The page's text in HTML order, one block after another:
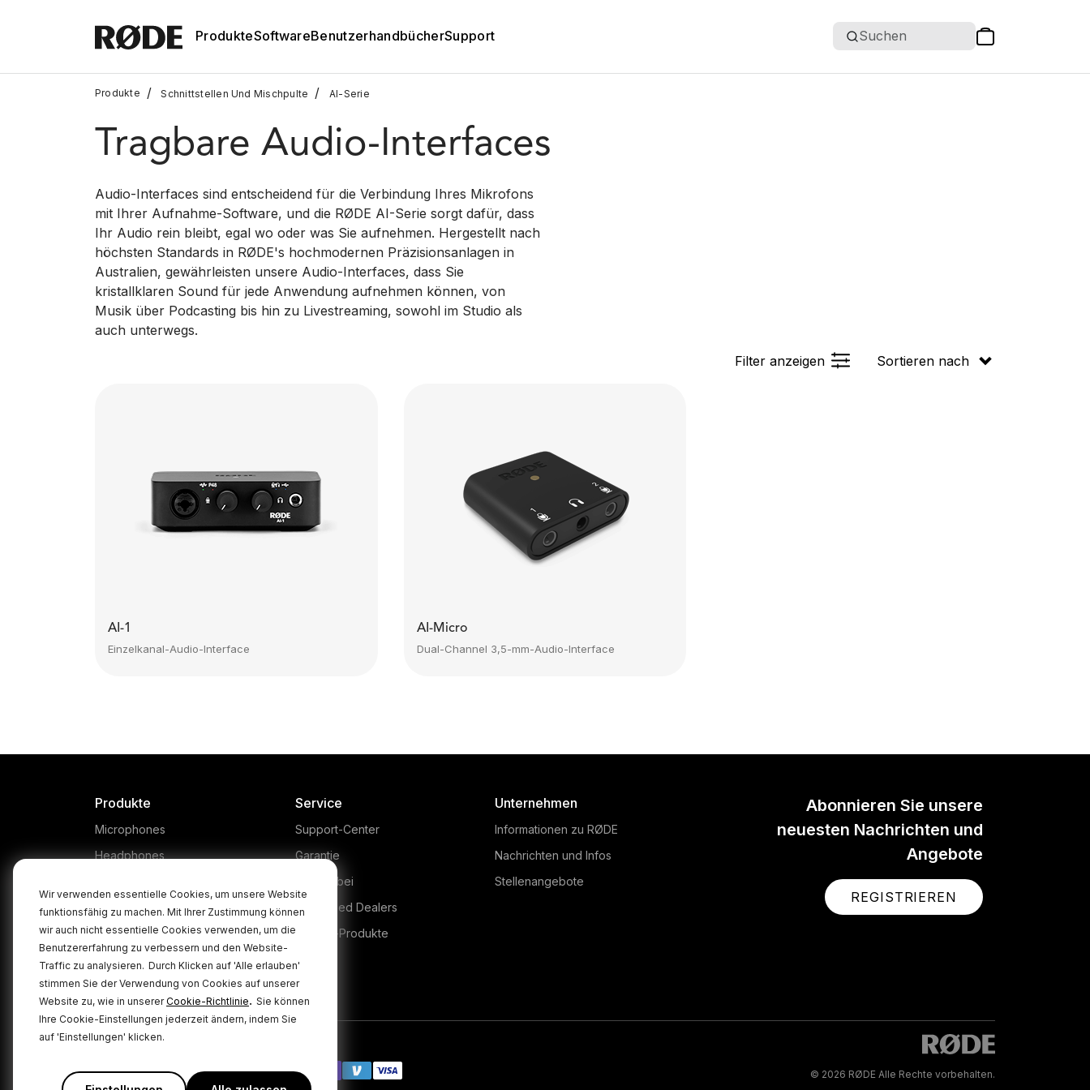
Wir verwenden essentielle Cookies, um unsere Website
funktionsfähig zu machen. Mit Ihrer Zustimmung können
wir auch nicht essentielle Cookies verwenden, um die
Benutzererfahrung zu verbessern und den Website-
Traffic zu analysieren. Durch Klicken auf 'Alle erlauben'
stimmen Sie der Verwendung von Cookies auf unserer
Website zu, wie in unsererCookie-Richtlinie. Sie können
Ihre Cookie-Einstellungen jederzeit ändern, indem Sie
auf 'Einstellungen' klicken.
ProdukteSoftwareBenutzerhandbücherSupport Suchen
Produkte / Schnittstellen Und Mischpulte / AI-Serie
Tragbare Audio-Interfaces
Audio-Interfaces sind entscheidend für die Verbindung Ihres Mikrofons
mit Ihrer Aufnahme-Software, und die RØDE AI-Serie sorgt dafür, dass
Ihr Audio rein bleibt, egal wo oder was Sie aufnehmen. Hergestellt nach
höchsten Standards in RØDE's hochmodernen Präzisionsanlagen in
Australien, gewährleisten unsere Audio-Interfaces, dass Sie
kristallklaren Sound für jede Anwendung aufnehmen können, von
Musik über Podcasting bis hin zu Livestreaming, sowohl im Studio als
auch unterwegs.
Filter anzeigen
Sortieren nach
AI-1
Einzelkanal-Audio-Interface
AI-Micro
Dual-Channel 3,5-mm-Audio-Interface
Abonnieren Sie unsere
neuesten Nachrichten und
Angebote
REGISTRIEREN
Produkte
Microphones
Headphones
Accessories
Kits
Apparel
Software
Service
Support-Center
Garantie
Kaufen bei
Authorised Dealers
Legacy-Produkte
Unternehmen
Informationen zu RØDE
Nachrichten und Infos
Stellenangebote
© 2026 RØDE Alle Rechte vorbehalten.